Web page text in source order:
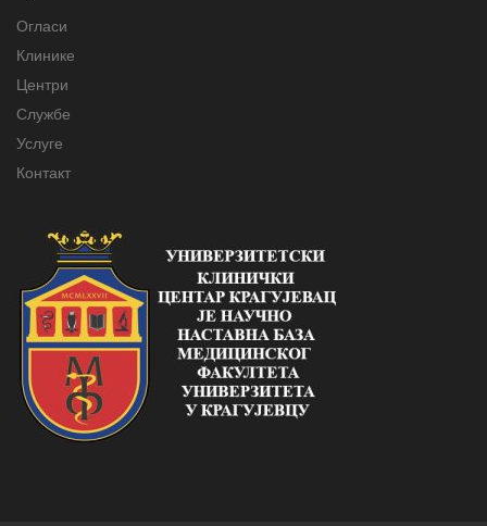
Огласи
Клинике
Центри
Службе
Услуге
Контакт